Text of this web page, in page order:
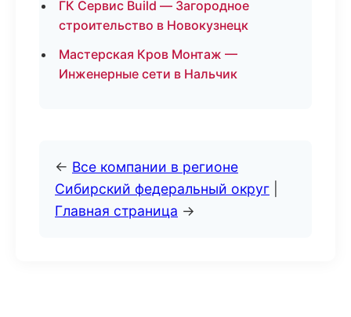
ГК Сервис Build — Загородное
строительство в Новокузнецк
Мастерская Кров Монтаж —
Инженерные сети в Нальчик
← Все компании в регионе
Сибирский федеральный округ
Главная страница →